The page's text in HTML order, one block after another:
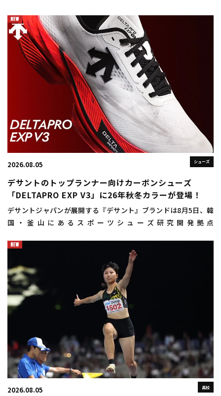
シューズ
2026.08.05
デサントのトップランナー向けカーボンシューズ
「DELTAPRO EXP V3」に26年秋冬カラーが登場！
デサントジャパンが展開する『デサント』ブランドは8月5日、韓
国・釜山にあるスポーツシューズ研究開発拠点
BUSAN（ディスクプサン）」にお […]
高校
2026.08.05